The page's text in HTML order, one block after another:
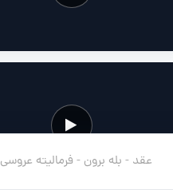
عقد - بله برون - فرمالیته عروسی